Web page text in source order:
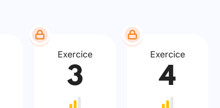
Exercice
3
Exercice
4